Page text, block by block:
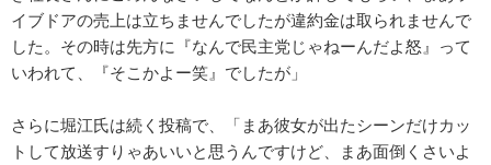
イブドアの売上は立ちませんでしたが違約金は取られませんで
した。その時は先方に『なんで民主党じゃねーんだよ怒』って
いわれて、『そこかよー笑』でしたが」
さらに堀江氏は続く投稿で、「まあ彼女が出たシーンだけカッ
トして放送すりゃあいいと思うんですけど、まあ面倒くさいよ